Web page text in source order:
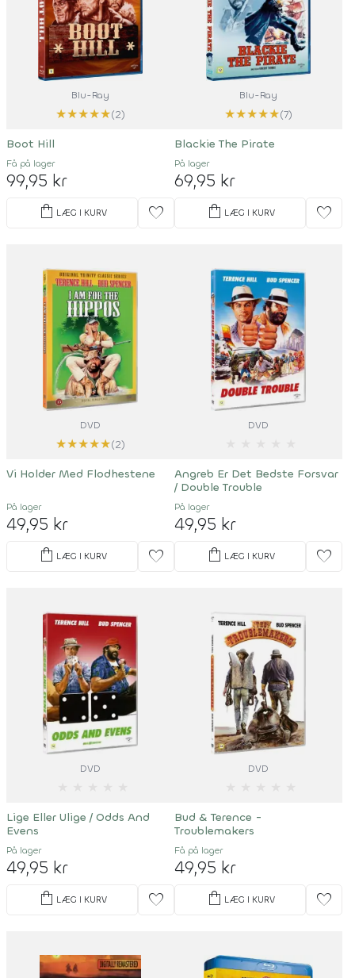
Blu-Ray
★★★★★(2)
Boot Hill
Få på lager
99,95 kr
shopping_bag LÆG I KURV favorite
Blu-Ray
★★★★★(7)
Blackie The Pirate
På lager
69,95 kr
shopping_bag LÆG I KURV favorite
DVD
★★★★★(2)
Vi Holder Med Flodhestene
På lager
49,95 kr
shopping_bag LÆG I KURV favorite
DVD
Angreb Er Det Bedste Forsvar
/ Double Trouble
På lager
49,95 kr
shopping_bag LÆG I KURV favorite
DVD
Lige Eller Ulige / Odds And
Evens
På lager
49,95 kr
shopping_bag LÆG I KURV favorite
DVD
Bud & Terence -
Troublemakers
Få på lager
49,95 kr
shopping_bag LÆG I KURV favorite